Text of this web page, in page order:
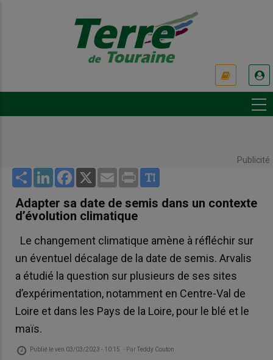
Publicité
Share LinkedInFacebook
X Email Print
Adapter sa date de semis dans un contexte
d’évolution climatique
Le changement climatique amène à réfléchir sur
un éventuel décalage de la date de semis. Arvalis
a étudié la question sur plusieurs de ses sites
d’expérimentation, notamment en Centre-Val de
Loire et dans les Pays de la Loire, pour le blé et le
maïs.
Publié leven 03/03/2023 - 10:15 - ParTeddy Couton